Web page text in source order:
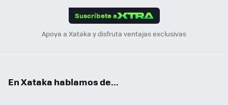
Suscríbete a
Apoya a Xataka y disfruta ventajas exclusivas
En Xataka hablamos de...